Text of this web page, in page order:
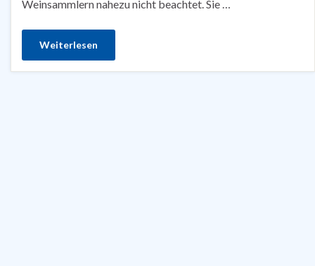
Weinsammlern nahezu nicht beachtet. Sie …
Weiterlesen